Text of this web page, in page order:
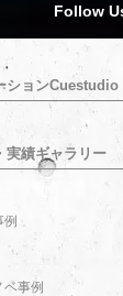
Follow
ョンCuestudio
実績ギャラリー
例
ベ事例